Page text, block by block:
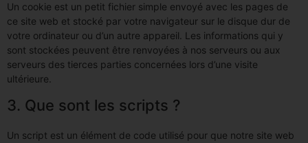
Un cookie est un petit fichier simple envoyé avec les pages de
ce site web et stocké par votre navigateur sur le disque dur de
votre ordinateur ou d’un autre appareil. Les informations qui y
sont stockées peuvent être renvoyées à nos serveurs ou aux
serveurs des tierces parties concernées lors d’une visite
ultérieure.
3. Que sont les scripts ?
Un script est un élément de code utilisé pour que notre site web